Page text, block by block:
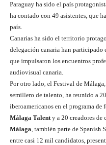
Paraguay ha sido el país
ha contado con 49 asistentes, que
país.
Canarias ha sido el territorio
delegación canaria han participado
que impulsaron los encuentros
audiovisual canaria.
Por otro lado, el Festival de
semillero de talento, ha reunido a
iberoamericanos en el programa
Málaga Talenty a 20 creadores de
Málaga, también parte de Spanish
entre casi 12 mil candidatos,